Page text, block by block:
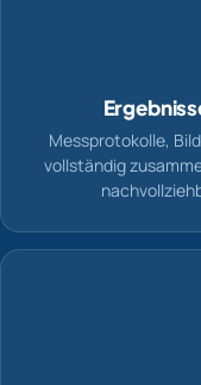
Messprotokolle,
vollständig